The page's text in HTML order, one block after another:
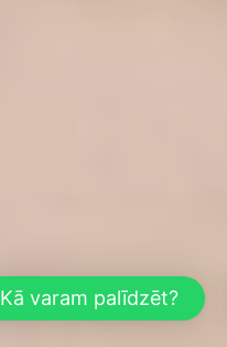
Kā varam palīdzēt?